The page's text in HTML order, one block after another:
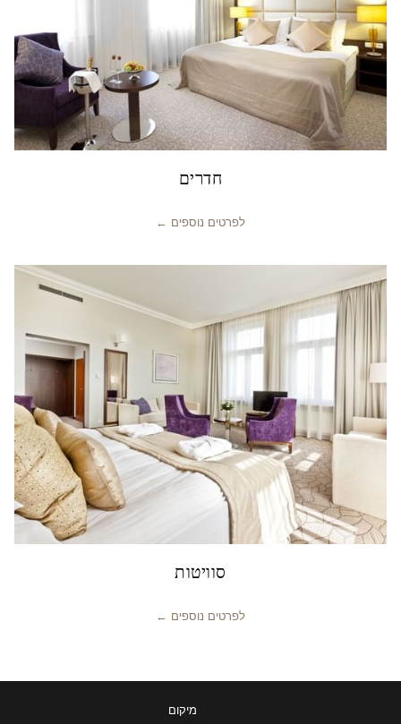
חדרים
לפרטים נוספים
סוויטות
לפרטים נוספים
מיקום